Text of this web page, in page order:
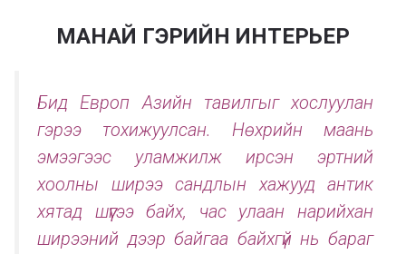
МАНАЙ ГЭРИЙН ИНТЕРЬЕР
Бид Европ Азийн тавилгыг хослуулан
гэрээ тохижуулсан. Нөхрийн маань
эмээгээс уламжилж ирсэн эртний
хоолны ширээ сандлын хажууд антик
хятад шүүгээ байх, час улаан нарийхан
ширээний дээр байгаа байхгүй нь бараг